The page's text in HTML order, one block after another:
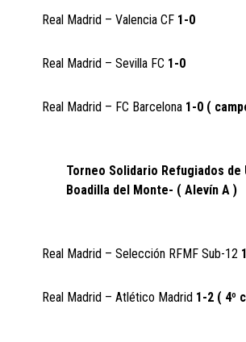
Real Madrid – Valencia CF 1-0
Real Madrid – Sevilla FC 1-0
Real Madrid – FC Barcelona 1-0 (
Torneo Solidario Refugiados de
Boadilla del Monte- ( Alevín A )
Real Madrid – Selección RFMF Sub-12
Real Madrid – Atlético Madrid 1-2 ( 4º